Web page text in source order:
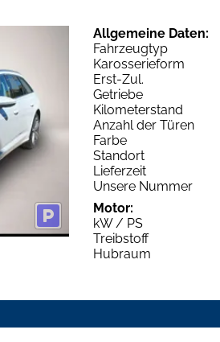
Allgemeine Daten:
Fahrzeugtyp
Karosserieform
Erst-Zul.
Getriebe
Kilometerstand
Anzahl der Türen
Farbe
Standort
Lieferzeit
Unsere Nummer
Motor:
kW / PS
Treibstoff
Hubraum